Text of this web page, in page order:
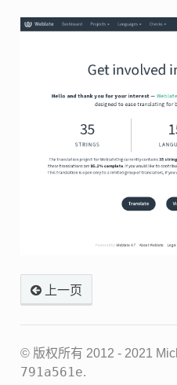
上一页
© 版权所有 2012 - 2021
791a561e.